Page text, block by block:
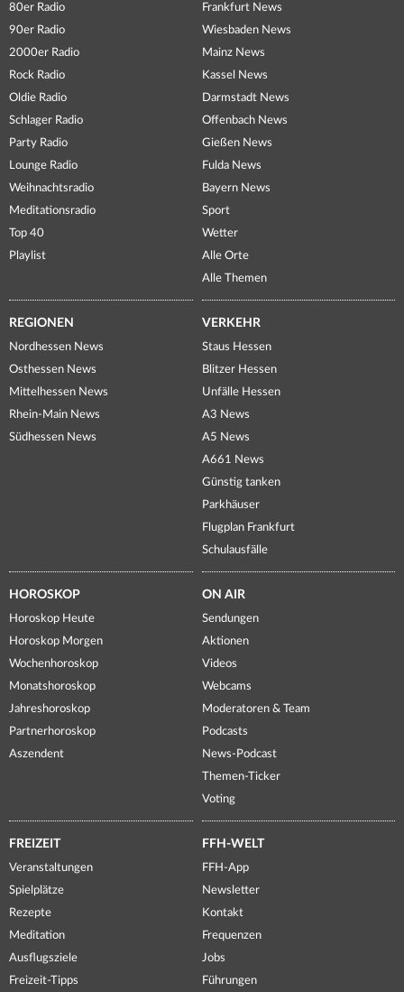
80er Radio
90er Radio
2000er Radio
Rock Radio
Oldie Radio
Schlager Radio
Party Radio
Lounge Radio
Weihnachtsradio
Meditationsradio
Top 40
Playlist
Frankfurt News
Wiesbaden News
Mainz News
Kassel News
Darmstadt News
Offenbach News
Gießen News
Fulda News
Bayern News
Sport
Wetter
Alle Orte
Alle Themen
REGIONEN
Nordhessen News
Osthessen News
Mittelhessen News
Rhein-Main News
Südhessen News
VERKEHR
Staus Hessen
Blitzer Hessen
Unfälle Hessen
A3 News
A5 News
A661 News
Günstig tanken
Parkhäuser
Flugplan Frankfurt
Schulausfälle
HOROSKOP
Horoskop Heute
Horoskop Morgen
Wochenhoroskop
Monatshoroskop
Jahreshoroskop
Partnerhoroskop
Aszendent
ON AIR
Sendungen
Aktionen
Videos
Webcams
Moderatoren & Team
Podcasts
News-Podcast
Themen-Ticker
Voting
FREIZEIT
Veranstaltungen
Spielplätze
Rezepte
Meditation
Ausflugsziele
Freizeit-Tipps
FFH-WELT
FFH-App
Newsletter
Kontakt
Frequenzen
Jobs
Führungen